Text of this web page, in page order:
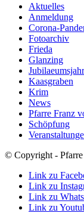
Aktuelles
Anmeldung
Corona-
Fotoarchiv
Frieda
Glanzing
Kaasgraben
Krim
News
Pfarre Franz
Schöpfung
© Copyright - Pfarre
Link zu
Link zu
Link zu
Link zu